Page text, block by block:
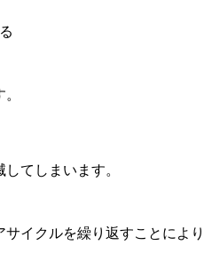
てしまいます。
イクルを繰り返すことにより